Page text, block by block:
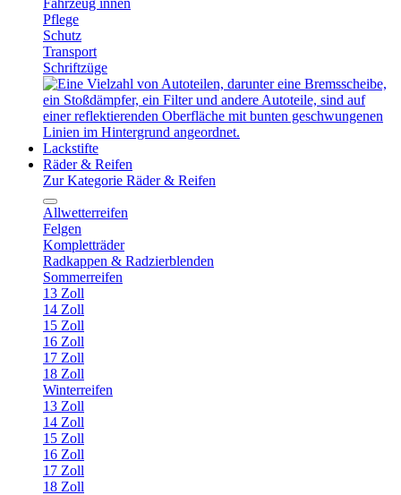
Fahrzeug innen
Pflege
Schutz
Transport
Schriftzüge
Lackstifte
Räder & Reifen
Zur Kategorie Räder & Reifen
Allwetterreifen
Felgen
Kompletträder
Radkappen & Radzierblenden
Sommerreifen
13 Zoll
14 Zoll
15 Zoll
16 Zoll
17 Zoll
18 Zoll
Winterreifen
13 Zoll
14 Zoll
15 Zoll
16 Zoll
17 Zoll
18 Zoll